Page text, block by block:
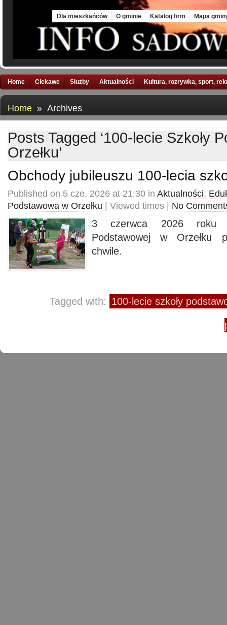
Dla mieszkańców O gminie Katalog firm Mapa
Home Ciekawe Służby Aktualności Kultura, rozrywka, sport,
Home » Archives
Posts Tagged ‘100-lecie Szkoły
Orzełku’
Obchody jubileuszu 100-lecia
Published on 5 cze, 2026 at 21:30 in Aktualności,
Podstawowa w Orzełku | Viewed times | No
3 czerwca 2026 roku
Podstawowej w Orzełku
chwile.
Tagged with: 100-lecie szkoły